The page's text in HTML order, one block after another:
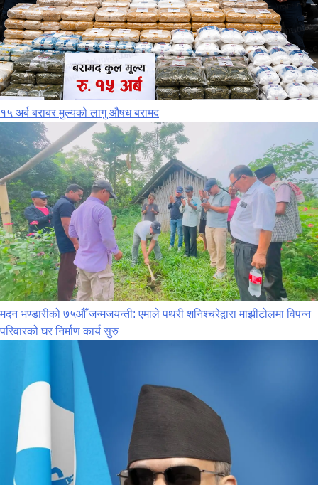
१५ अर्ब बराबर मुल्यको लागु औषध बरामद
मदन भण्डारीको ७५औँ जन्मजयन्ती: एमाले पथरी शनिश्चरेद्वारा माझीटोलमा विपन्न
परिवारको घर निर्माण कार्य सुरु